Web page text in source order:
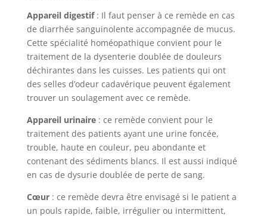
Appareil digestif: Il faut penser à ce remède en cas
de diarrhée sanguinolente accompagnée de mucus.
Cette spécialité homéopathique convient pour le
traitement de la dysenterie doublée de douleurs
déchirantes dans les cuisses. Les patients qui ont
des selles d’odeur cadavérique peuvent également
trouver un soulagement avec ce remède.
Appareil urinaire: ce remède convient pour le
traitement des patients ayant une urine foncée,
trouble, haute en couleur, peu abondante et
contenant des sédiments blancs. Il est aussi indiqué
en cas de dysurie doublée de perte de sang.
Cœur: ce remède devra être envisagé si le patient a
un pouls rapide, faible, irrégulier ou intermittent,